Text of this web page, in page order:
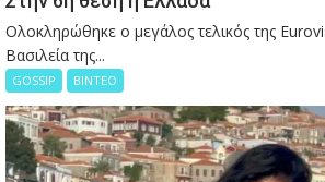
Ολοκληρώθηκε ο μεγάλος τελικός της
Βασιλεία της...
GOSSIP ΒΙΝΤΕΟ